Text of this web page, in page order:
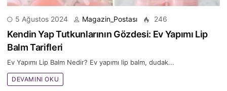
5 Ağustos 2024 Magazin_Postası 246
Kendin Yap Tutkunlarının Gözdesi: Ev Yapımı Lip
Balm Tarifleri
Ev Yapımı Lip Balm Nedir? Ev yapımı lip balm, dudak...
DEVAMINI OKU